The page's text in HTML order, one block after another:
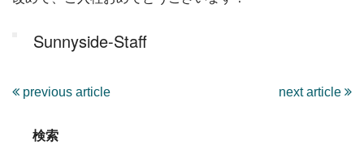
Sunnyside-Staff
previous article next article
検索